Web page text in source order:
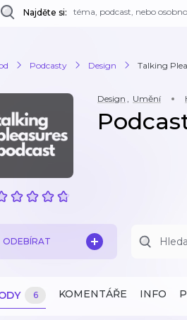
Najděte si:
Podcasty Design Talking
Design , Umění
ODEBÍRAT
6 KOMENTÁŘE INFO